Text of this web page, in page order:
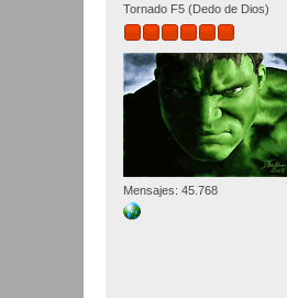
Tornado F5 (Dedo de Dios)
Mensajes: 45.768